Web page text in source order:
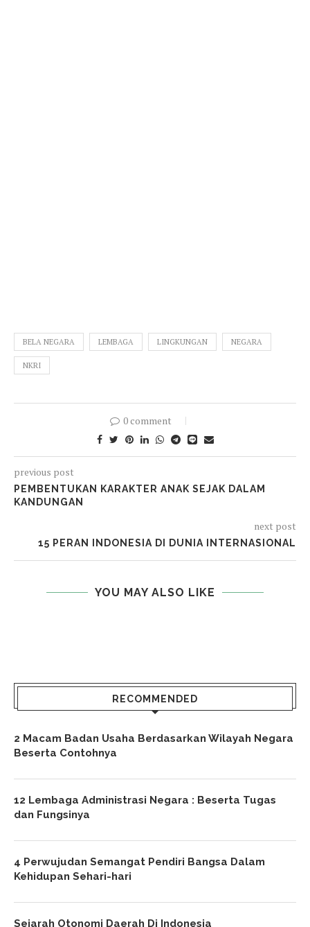
BELA NEGARA LEMBAGA LINGKUNGAN NEGARA
NKRI
0 comment
previous post
PEMBENTUKAN KARAKTER ANAK SEJAK DALAM
KANDUNGAN
next post
15 PERAN INDONESIA DI DUNIA INTERNASIONAL
YOU MAY ALSO LIKE
RECOMMENDED
2 Macam Badan Usaha Berdasarkan Wilayah Negara
Beserta Contohnya
12 Lembaga Administrasi Negara : Beserta Tugas
dan Fungsinya
4 Perwujudan Semangat Pendiri Bangsa Dalam
Kehidupan Sehari-hari
Sejarah Otonomi Daerah Di Indonesia